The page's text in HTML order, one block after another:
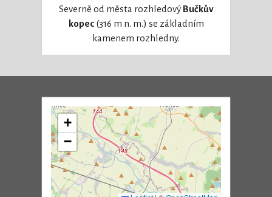
Severně od města rozhledový Bučkův
kopec(316 m n. m.) se základním
kamenem rozhledny.